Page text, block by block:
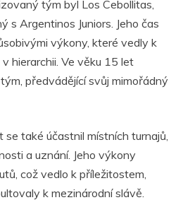
tým byl Los Cebollitas,
s Argentinos Juniors. Jeho čas
výkony, které vedly k
hierarchii. Ve věku 15 let
předvádějící svůj mimořádný
také účastnil místních turnajů,
a uznání. Jeho výkony
což vedlo k příležitostem,
k mezinárodní slávě.